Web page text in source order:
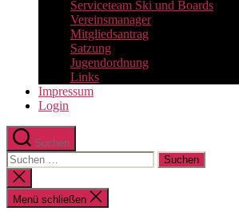
Serviceteam Ski und Boards
Vereinsmanager
Mitgliedsantrag
Satzung
Jugendordnung
Links
Impressum
Login
Suchen
Suchen
nach:
Suche
schließen
Menü schließen